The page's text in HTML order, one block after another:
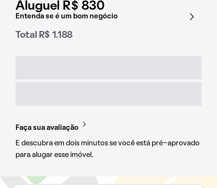
Aluguel R$ 830
Entenda se é um bom negócio
Total R$ 1.188
Faça sua avaliação
E descubra em dois minutos se você está pré-aprovado
para alugar esse imóvel.